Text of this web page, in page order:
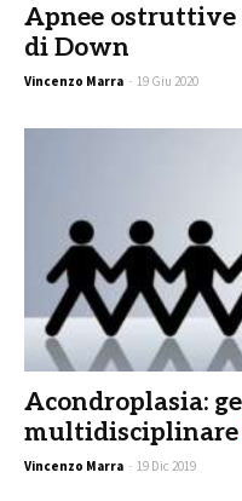
Apnee ostruttive
di Down
Vincenzo Marra - 19 Giu 2020
Acondroplasia:
multidisciplinare
Vincenzo Marra - 19 Dic 2019